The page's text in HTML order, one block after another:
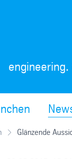
Glänzende